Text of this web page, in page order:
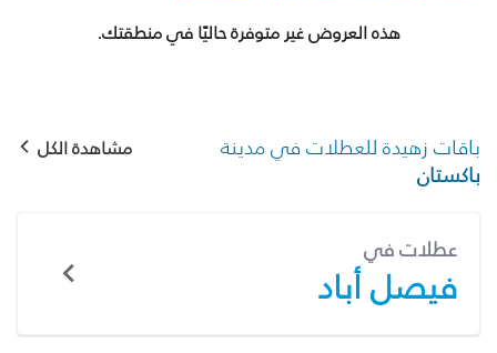
هذه العروض غير متوفرة حاليًا في منطقتك.
باقات زهيدة للعطلات في مدينة
باكستان
مشاهدة الكل
عطلات في
فيصل أباد